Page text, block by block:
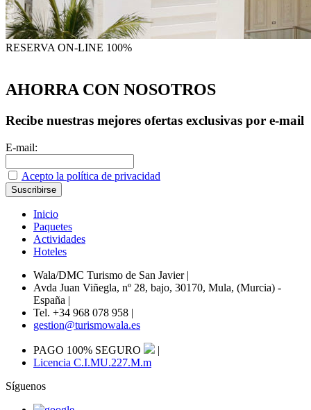
RESERVA ON-LINE 100%
AHORRA CON NOSOTROS
Recibe nuestras mejores ofertas exclusivas por e-mail
E-mail:
Acepto la política de privacidad
Inicio
Paquetes
Actividades
Hoteles
Wala/DMC Turismo de San Javier |
Avda Juan Viñegla, nº 28, bajo, 30170, Mula, (Murcia) -
España |
Tel. +34 968 078 958 |
gestion@turismowala.es
PAGO 100% SEGURO
|
Licencia C.I.MU.227.M.m
Síguenos